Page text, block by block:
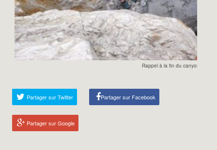
Rappel à la fin du canyon
Partager sur Twitter Partager sur Facebook
Partager sur Google